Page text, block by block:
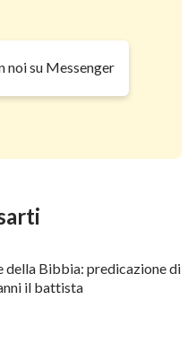
noi su Messenger
della Bibbia: predicazione di
il battista